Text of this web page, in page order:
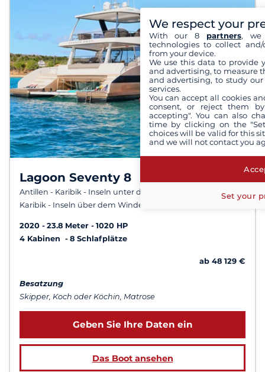
Lagoon Seventy 8
Antillen - Karibik - Inseln unter dem Winde -
Karibik - Inseln über dem Winde
2020 23.8 Meter
1020 HP
4 Kabinen
8 Schlafplätze
ab 48 129 €
Besatzung
Skipper, Koch oder Köchin, Matrose
Geben Sie Ihre Daten ein
Das Boot ansehen
We respect your
With our 8 partners, we
technologies to collect
from your device.
We use this data to provide
and advertising, to measure
and advertising, to study
services.
You can accept all cookies
consent, or reject them
accepting". You can also
time by clicking on the
choices will be valid for this
and we will not contact you
Set your